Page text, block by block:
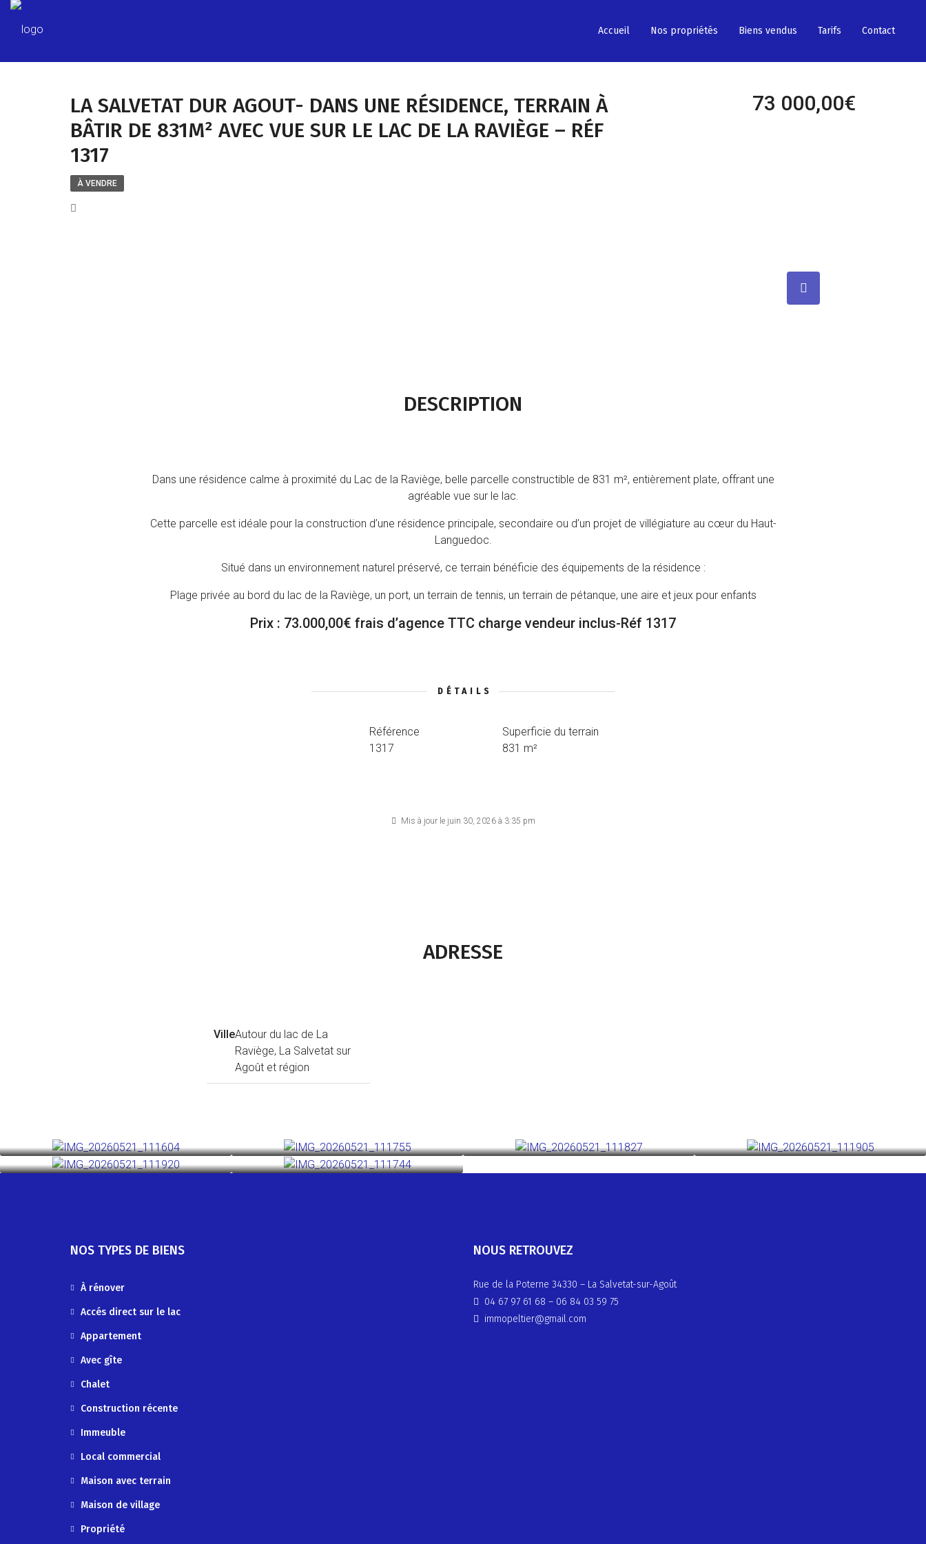
Accueil Nos propriétés Biens vendus Tarifs Contact
LA SALVETAT DUR AGOUT- DANS UNE RÉSIDENCE, TERRAIN À
BÂTIR DE 831M² AVEC VUE SUR LE LAC DE LA RAVIÈGE – RÉF
1317
73 000,00€
À VENDRE
DESCRIPTION
Dans une résidence calme à proximité du Lac de la Raviège, belle parcelle constructible de 831 m², entièrement plate, offrant une
agréable vue sur le lac.
Cette parcelle est idéale pour la construction d’une résidence principale, secondaire ou d’un projet de villégiature au cœur du Haut-
Languedoc.
Situé dans un environnement naturel préservé, ce terrain bénéficie des équipements de la résidence :
Plage privée au bord du lac de la Raviège, un port, un terrain de tennis, un terrain de pétanque, une aire et jeux pour enfants
Prix : 73.000,00€ frais d’agence TTC charge vendeur inclus-Réf 1317
DÉTAILS
Référence
1317
Superficie du terrain
831 m²
Mis à jour le juin 30, 2026 à 3:35 pm
ADRESSE
VilleAutour du lac de La
Raviège, La Salvetat sur
Agoût et région
NOS TYPES DE BIENS
À rénover
Accés direct sur le lac
Appartement
Avec gîte
Chalet
Construction récente
Immeuble
Local commercial
Maison avec terrain
Maison de village
Propriété
NOUS RETROUVEZ
Rue de la Poterne 34330 – La Salvetat-sur-Agoût
04 67 97 61 68 – 06 84 03 59 75
immopeltier@gmail.com